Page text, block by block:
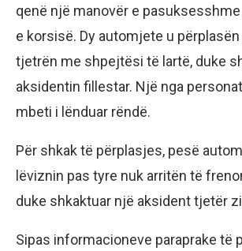
qenë një manovër e
e korsisë. Dy automjete u
tjetrën me shpejtësi të lartë, duke
aksidentin fillestar. Një nga
mbeti i lënduar rëndë.
Për shkak të përplasjes, pesë
lëviznin pas tyre nuk arritën të
duke shkaktuar një aksident tjetër
Sipas informacioneve paraprake të